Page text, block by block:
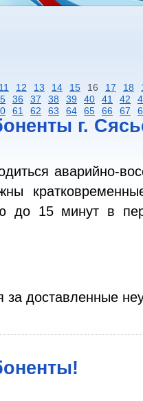
11 12 13 14 15 16 17 18
36 37 38 39 40 41 42
61 62 63 64 65 66 67
г.
аварийно-
до 15 минут в
за доставленные